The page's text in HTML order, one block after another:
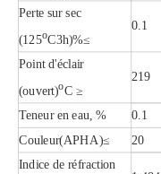
Perte sur sec
(125oC3h)%≤
0.1
Point d'éclair
(ouvert)oC ≥
219
Teneur en eau, % 0.1
Couleur(APHA)≤ 20
Indice de réfraction